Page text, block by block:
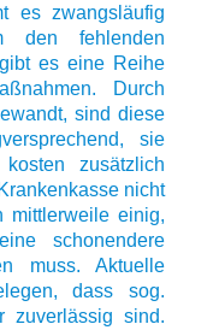
es zwangsläufig
den fehlenden
es eine Reihe
Durch
sind diese
sie
zusätzlich
nicht
mittlerweile einig,
schonendere
muss. Aktuelle
dass sog.
zuverlässig sind.